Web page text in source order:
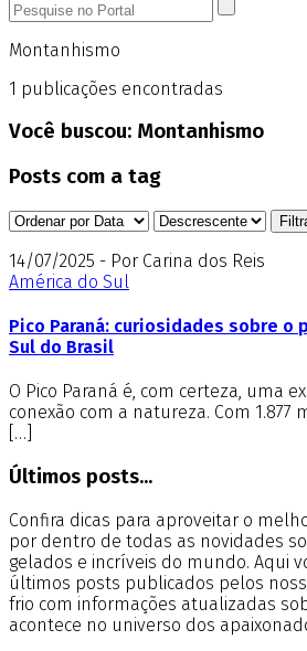
Montanhismo
1 publicações encontradas
Você buscou: Montanhismo
Posts com a tag
14/07/2025 - Por Carina dos Reis
América do Sul
Pico Paraná: curiosidades sobre o
Sul do Brasil
O Pico Paraná é, com certeza, uma
conexão com a natureza. Com
[…]
Últimos posts...
Confira dicas para aproveitar o
por dentro de todas as novidades
gelados e incríveis do mundo. Aqui
últimos posts publicados pelos
frio com informações atualizadas
acontece no universo dos